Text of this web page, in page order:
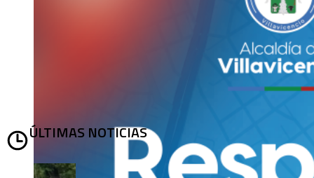
ÚLTIMAS NOTICIAS